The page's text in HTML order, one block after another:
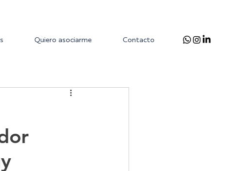
Quiero asociarme Contacto